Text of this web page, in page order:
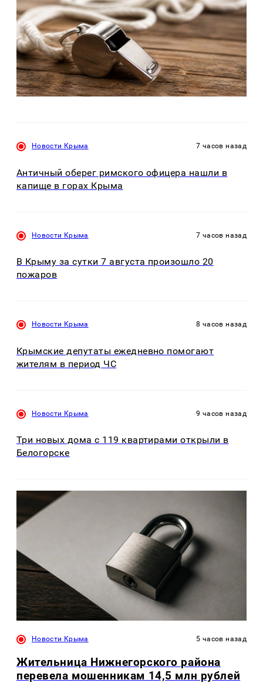
Новости Крыма 7 часов назад
Античный оберег римского офицера нашли в
капище в горах Крыма
Новости Крыма 7 часов назад
В Крыму за сутки 7 августа произошло 20
пожаров
Новости Крыма 8 часов назад
Крымские депутаты ежедневно помогают
жителям в период ЧС
Новости Крыма 9 часов назад
Три новых дома с 119 квартирами открыли в
Белогорске
Новости Крыма 5 часов назад
Жительница Нижнегорского района
перевела мошенникам 14,5 млн рублей